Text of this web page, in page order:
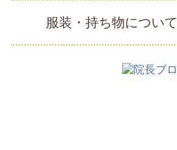
服装・持ち物について